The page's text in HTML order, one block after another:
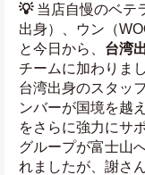
💡 当店自慢のベテ
出身）、ウン（
と今日から、 台湾
チームに加わりま
台湾出身のスタッ
ンバーが国境を越
をさらに強力にサ
グループが富士山
れましたが、謝さ